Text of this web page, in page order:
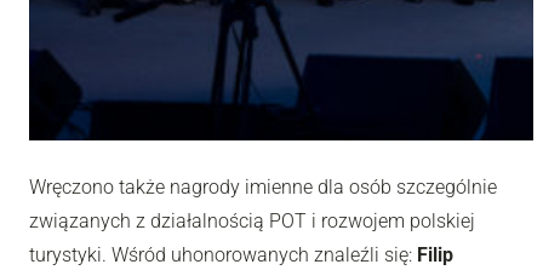
Wręczono także nagrody imienne dla osób szczególnie
związanych z działalnością POT i rozwojem polskiej
turystyki. Wśród uhonorowanych znaleźli się: Filip